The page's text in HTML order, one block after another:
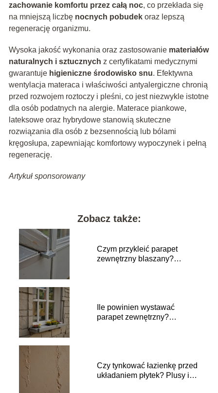
zachowanie komfortu przez całą noc, co przekłada się
na mniejszą liczbę nocnych pobudekoraz lepszą
regenerację organizmu.
Wysoka jakość wykonania oraz zastosowanie materiałów
naturalnych i sztucznych z certyfikatami medycznymi
gwarantuje higieniczne środowisko snu. Efektywna
wentylacja materaca i właściwości antyalergiczne chronią
przed rozwojem roztoczy i pleśni, co jest niezwykle istotne
dla osób podatnych na alergie. Materace piankowe,
lateksowe oraz hybrydowe stanowią skuteczne
rozwiązania dla osób z bezsennością lub bólami
kręgosłupa, zapewniając komfortowy wypoczynek i pełną
regenerację.
Artykuł sponsorowany
Zobacz także:
Czym przykleić parapet
zewnętrzny blaszany?
Ile powinien wystawać
parapet zewnętrzny?
Czy tynkować łazienkę przed
układaniem płytek? Plusy i